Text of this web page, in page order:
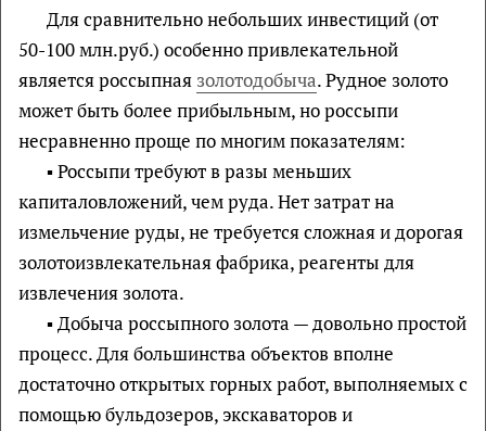
Для сравнительно небольших инвестиций (от
50-100 млн.руб.) особенно привлекательной
является россыпная золотодобыча. Рудное золото
может быть более прибыльным, но россыпи
несравненно проще по многим показателям:
▪ Россыпи требуют в разы меньших
капиталовложений, чем руда. Нет затрат на
измельчение руды, не требуется сложная и дорогая
золотоизвлекательная фабрика, реагенты для
извлечения золота.
▪ Добыча россыпного золота — довольно простой
процесс. Для большинства объектов вполне
достаточно открытых горных работ, выполняемых с
помощью бульдозеров, экскаваторов и